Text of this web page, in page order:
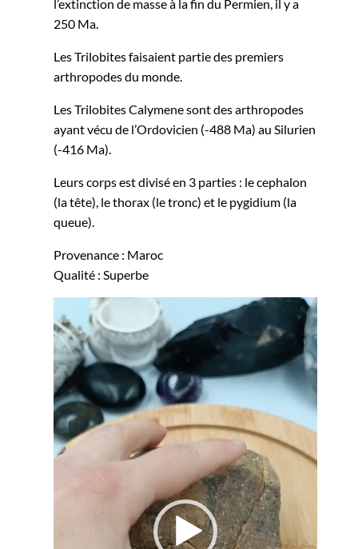
l’extinction de masse à la fin du Permien, il y a
250 Ma.
Les Trilobites faisaient partie des premiers
arthropodes du monde.
Les Trilobites Calymene sont des arthropodes
ayant vécu de l’Ordovicien (-488 Ma) au Silurien
(-416 Ma).
Leurs corps est divisé en 3 parties : le cephalon
(la tête), le thorax (le tronc) et le pygidium (la
queue).
Provenance : Maroc
Qualité : Superbe
vidéo